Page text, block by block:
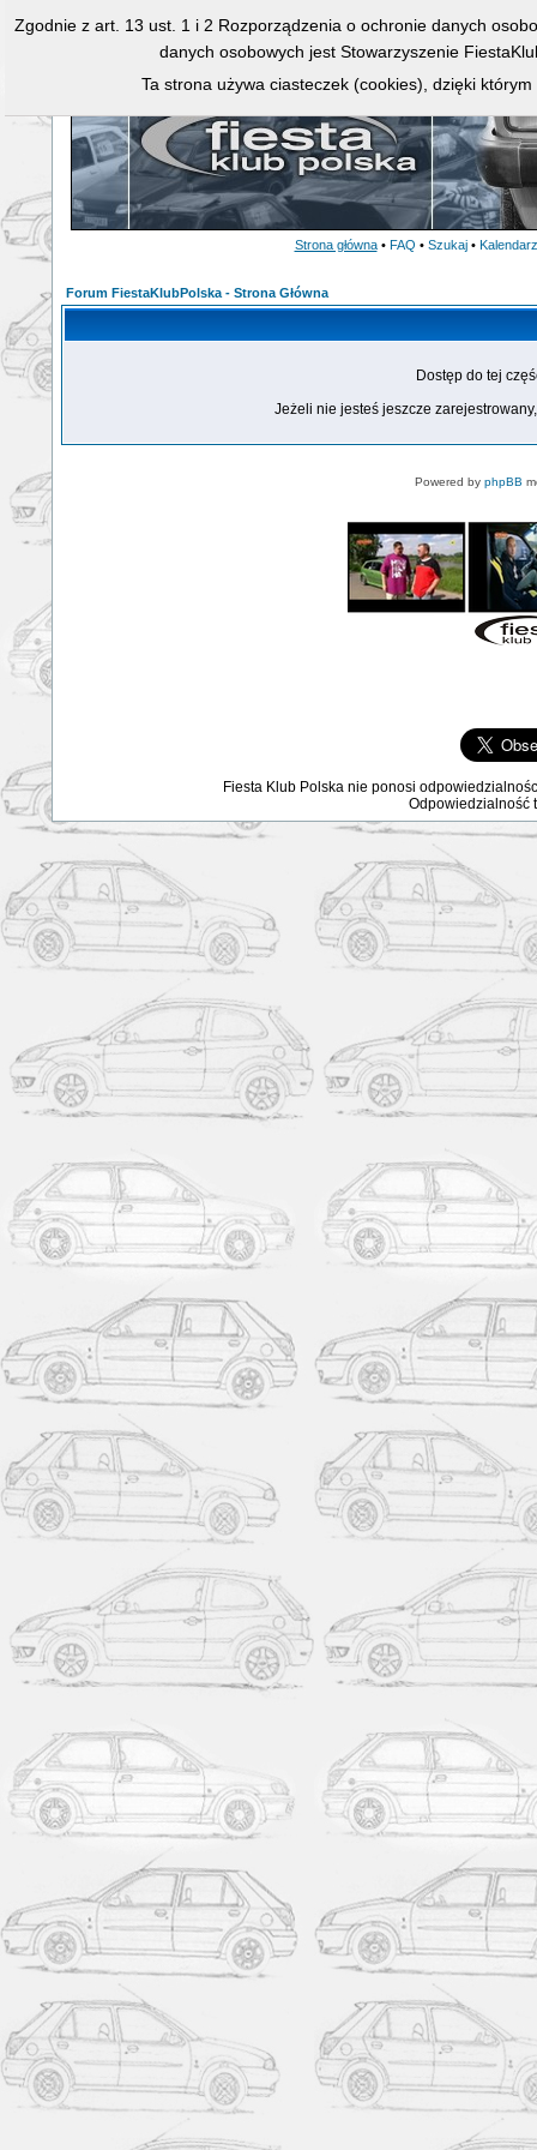
Strona główna • FAQ • Szukaj • Kalendarz
Forum FiestaKlubPolska - Strona Główna
Dostęp do tej
Jeżeli nie jesteś jeszcze
Powered by phpBB
Fiesta Klub Polska nie ponosi
Odpowiedzialność
Zgodnie z art. 13 ust. 1 i 2 Rozporządzenia o ochronie danych
danych osobowych jest Stowarzyszenie
Ta strona używa ciasteczek (cookies), dzięki